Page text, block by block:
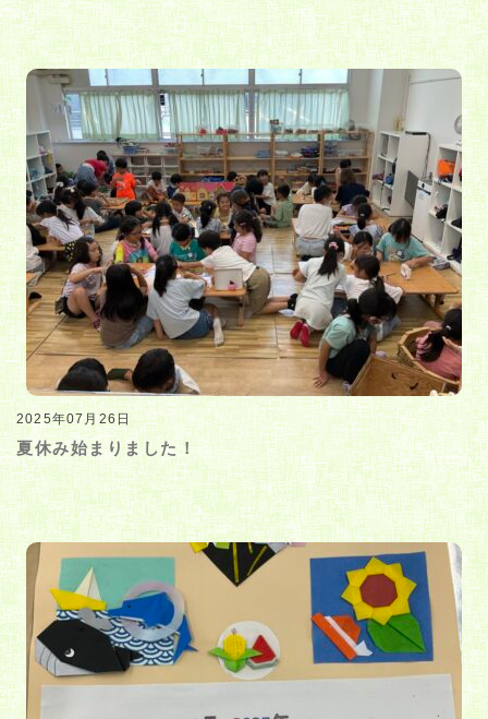
2025年07月26日
夏休み始まりました！